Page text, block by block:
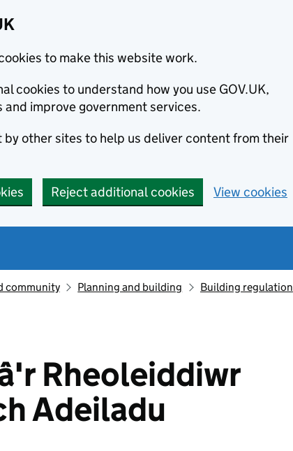
to make this website work.
cookies to understand how you use GOV.UK,
improve government services.
by other sites to help us deliver content from their
Reject additional cookies View cookies
community Planning and building Building regulation
Rheoleiddiwr
Adeiladu